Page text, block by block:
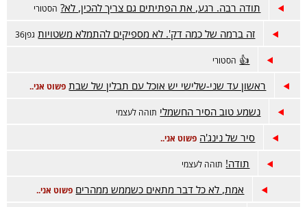
תודה רבה. רגע, את הפתיתים גם צריך להכין, לא? הסטורי
זה ברמה של כמה דק'. לא מספיקים להתמלא משטויות גפן36
👍 הסטורי
ראשון עד שני-שלישי יש אוכל עם תבלין של שבת פשוט אני..
נשמע טוב הסיר החשמלי תוהה לעצמי
סיר של נינג'ה פשוט אני..
תודה! תוהה לעצמי
אמת, לא כל דבר מתאים כשממש ממהרים פשוט אני..